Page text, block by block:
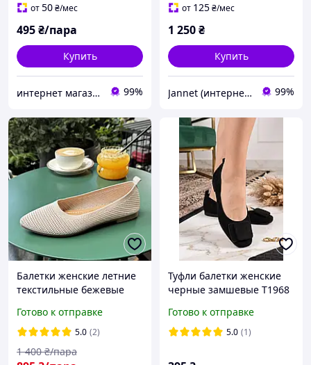
от50₴/мес
495₴/пара
Купить
интернет магазин ОПТИМАЛЬНЫЙ ВЫБОР 99%
от 125₴/мес
1 250₴
Купить
Jannet (интернет-магазин) 99%
Балетки женские летние
текстильные бежевые
Готово к отправке
5.0 (2)
1 400 ₴/пара
Туфли балетки женские
черные замшевые Т1968
Готово к отправке
5.0 (1)